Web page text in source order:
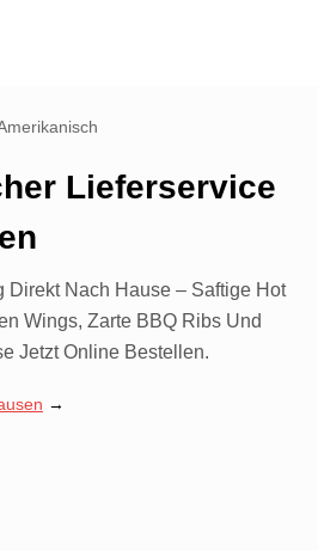
Lieferservice
Direkt Nach Hause – Saftige Hot
Wings, Zarte BBQ Ribs Und
Jetzt Online Bestellen.
→